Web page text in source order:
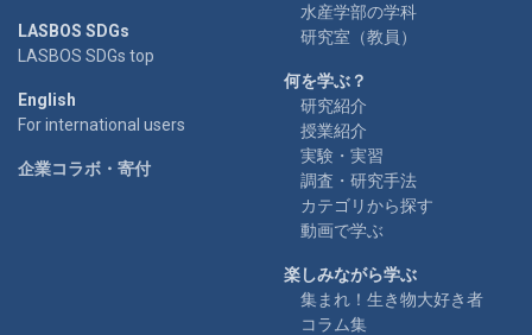
LASBOS SDGs
LASBOS SDGs top
English
For international users
企業コラボ・寄付
水産学部の学科
研究室（教員）
何を学ぶ？
研究紹介
授業紹介
実験・実習
調査・研究手法
カテゴリから探す
動画で学ぶ
楽しみながら学ぶ
集まれ！生き物大好き者
コラム集